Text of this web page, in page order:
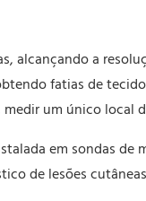
alcançando a
fatias de
um único local
em sondas de
de lesões